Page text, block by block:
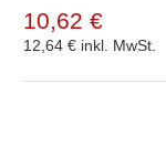
10,62 €
12,64 € inkl. MwSt.